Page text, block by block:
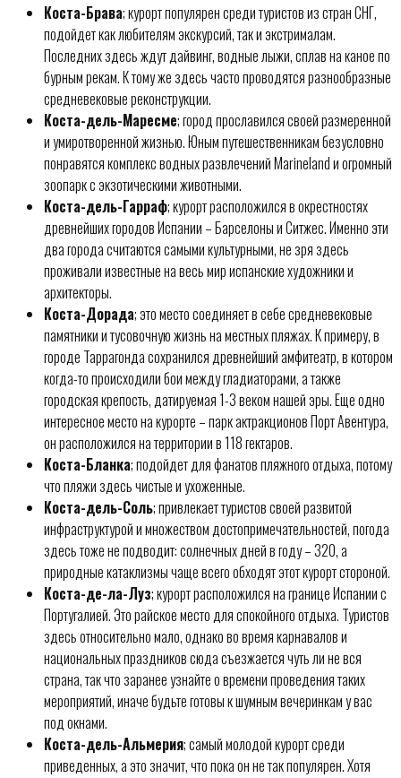
Коста-Брава; курорт популярен среди туристов из стран СНГ,
подойдет как любителям экскурсий, так и экстрималам.
Последних здесь ждут дайвинг, водные лыжи, сплав на каное по
бурным рекам. К тому же здесь часто проводятся разнообразные
средневековые реконструкции.
Коста-дель-Маресме; город прославился своей размеренной
и умиротворенной жизнью. Юным путешественникам безусловно
понравятся комплекс водных развлечений Marineland и огромный
зоопарк с экзотическими животными.
Коста-дель-Гарраф; курорт расположился в окрестностях
древнейших городов Испании – Барселоны и Ситжес. Именно эти
два города считаются самыми культурными, не зря здесь
проживали известные на весь мир испанские художники и
архитекторы.
Коста-Дорада; это место соединяет в себе средневековые
памятники и тусовочную жизнь на местных пляжах. К примеру, в
городе Таррагонда сохранился древнейший амфитеатр, в котором
когда-то происходили бои между гладиаторами, а также
городская крепость, датируемая 1-3 веком нашей эры. Еще одно
интересное место на курорте – парк актракционов Порт Авентура,
он расположился на территории в 118 гектаров.
Коста-Бланка; подойдет для фанатов пляжного отдыха, потому
что пляжи здесь чистые и ухоженные.
Коста-дель-Соль; привлекает туристов своей развитой
инфраструктурой и множеством достопримечательностей, погода
здесь тоже не подводит: солнечных дней в году – 320, а
природные катаклизмы чаще всего обходят этот курорт стороной.
Коста-де-ла-Луз; курорт расположился на границе Испании с
Португалией. Это райское место для спокойного отдыха. Туристов
здесь относительно мало, однако во время карнавалов и
национальных праздников сюда съезжается чуть ли не вся
страна, так что заранее узнайте о времени проведения таких
мероприятий, иначе будьте готовы к шумным вечеринкам у вас
под окнами.
Коста-дель-Альмерия; самый молодой курорт среди
приведенных, а это значит, что пока он не так популярен. Хотя